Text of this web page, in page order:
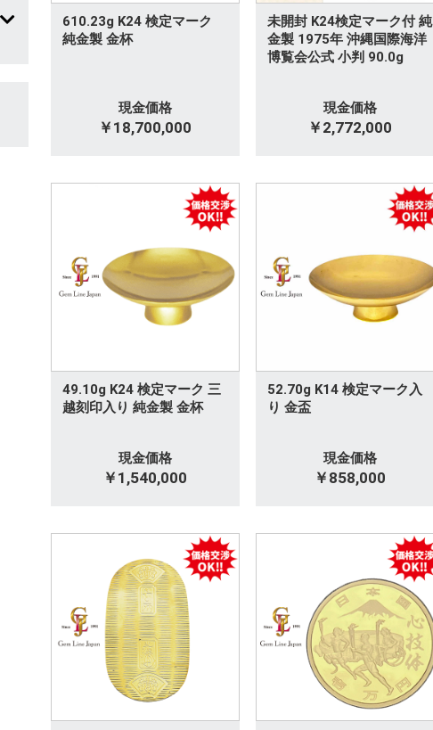
610.23g K24 検定マーク
純金製 金杯
現金価格
￥18,700,000
未開封 K24検定マーク付 純
金製 1975年 沖縄国際海洋
博覧会公式 小判 90.0g
現金価格
￥2,772,000
49.10g K24 検定マーク 三
越刻印入り 純金製 金杯
現金価格
￥1,540,000
52.70g K14 検定マーク入
り 金盃
現金価格
￥858,000